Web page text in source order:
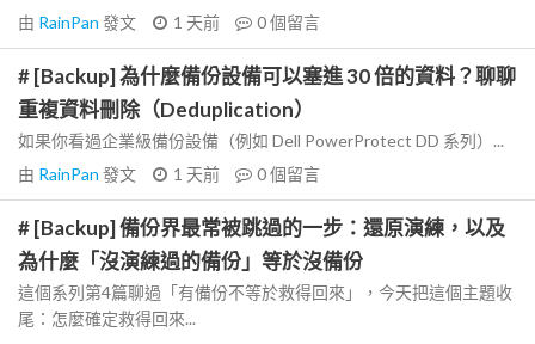
由 RainPan 發文 1 天前 0個留言
# [Backup] 為什麼備份設備可以塞進 30 倍的資料？聊聊
重複資料刪除（Deduplication）
如果你看過企業級備份設備（例如 Dell PowerProtect DD 系列）...
由 RainPan 發文 1 天前 0個留言
# [Backup] 備份界最常被跳過的一步：還原演練，以及
為什麼「沒演練過的備份」等於沒備份
這個系列第4篇聊過「有備份不等於救得回來」，今天把這個主題收
尾：怎麼確定救得回來...